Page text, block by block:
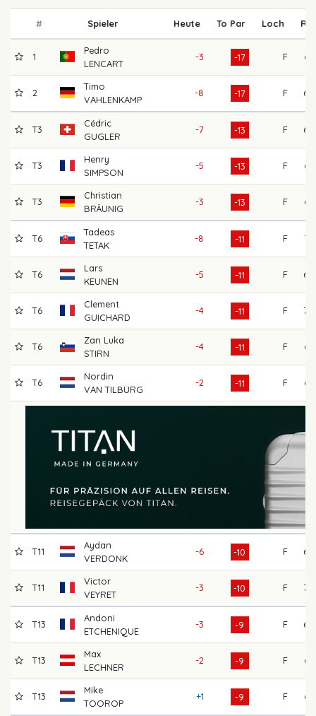
# Spieler Heute To Par Loch R1
1
Pedro
LENCART
-3 -17 F 67
2
Timo
VAHLENKAMP
-8 -17 F 68
T3
Cédric
GUGLER
-7 -13 F 69
T3
Henry
SIMPSON
-5 -13 F 67
T3
Christian
BRÄUNIG
-3 -13 F 65
T6
Tadeas
TETAK
-8 -11 F 72
T6
Lars
KEUNEN
-5 -11 F 69
T6
Clement
GUICHARD
-4 -11 F 70
T6
Zan Luka
STIRN
-4 -11 F 67
T6
Nordin
VAN TILBURG
-2 -11 F 67
T11
Aydan
VERDONK
-6 -10 F 69
T11
Victor
VEYRET
-3 -10 F 70
T13
Andoni
ETCHENIQUE
-3 -9 F 68
T13
Max
LECHNER
-2 -9 F 67
T13
Mike
TOOROP
+1 -9 F 67